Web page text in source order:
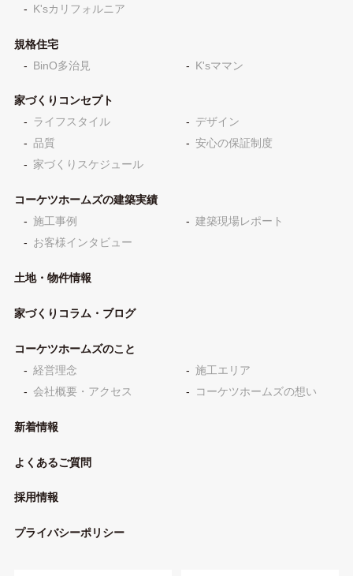
K'sカリフォルニア
規格住宅
BinO多治見
K'sママン
家づくりコンセプト
ライフスタイル
デザイン
品質
安心の保証制度
家づくりスケジュール
コーケツホームズの建築実績
施工事例
建築現場レポート
お客様インタビュー
土地・物件情報
家づくりコラム・ブログ
コーケツホームズのこと
経営理念
施工エリア
会社概要・アクセス
コーケツホームズの想い
新着情報
よくあるご質問
採用情報
プライバシーポリシー